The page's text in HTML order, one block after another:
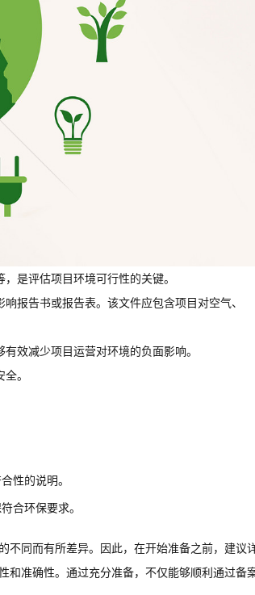
是评估项目环境可行性的关键。
报告书或报告表。该文件应包含项目对空气、
效减少项目运营对环境的负面影响。
。
性的说明。
合环保要求。
不同而有所差异。因此，在开始准备之前，建议
和准确性。通过充分准备，不仅能够顺利通过备